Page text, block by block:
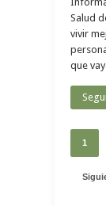
Salud
vivir
que
1